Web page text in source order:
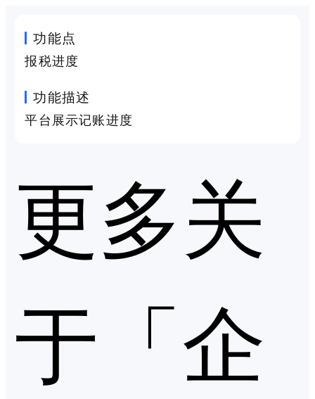
功能点
报税进度
功能描述
平台展示记账进度
更多关
于「企